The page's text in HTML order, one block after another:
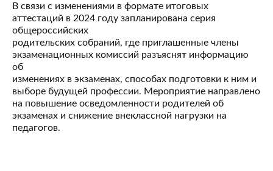
В связи с изменениями в формате итоговых
аттестаций в 2024 году запланирована серия
общероссийских
родительских собраний, где приглашенные члены
экзаменационных комиссий разъяснят информацию
об
изменениях в экзаменах, способах подготовки к ним и
выборе будущей профессии. Мероприятие направлено
на повышение осведомленности родителей об
экзаменах и снижение внеклассной нагрузки на
педагогов.